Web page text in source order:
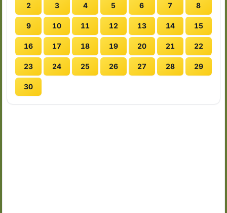
2 3 4 5 6 7 8
9 10 11 12 13 14 15
16 17 18 19 20 21 22
23 24 25 26 27 28 29
30